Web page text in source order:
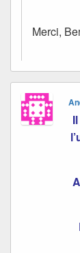
Merci,